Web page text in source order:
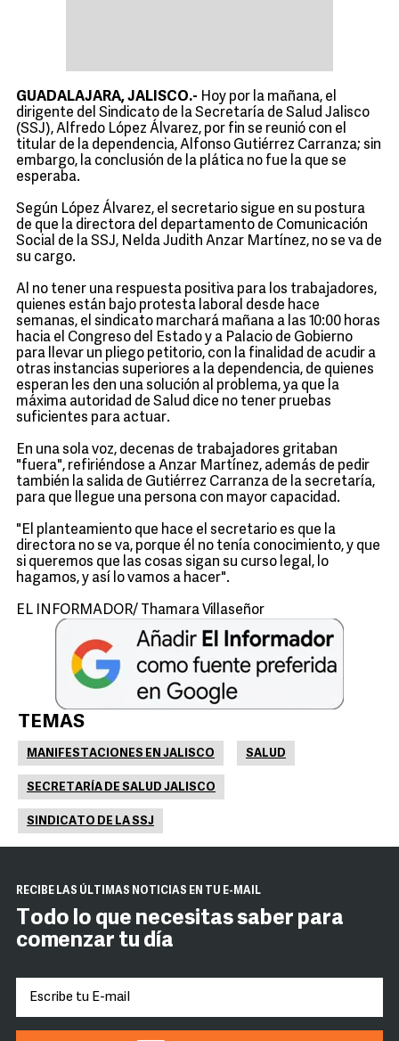
GUADALAJARA, JALISCO.- Hoy por la mañana, el
dirigente del Sindicato de la Secretaría de Salud Jalisco
(SSJ), Alfredo López Álvarez, por fin se reunió con el
titular de la dependencia, Alfonso Gutiérrez Carranza; sin
embargo, la conclusión de la plática no fue la que se
esperaba.
Según López Álvarez, el secretario sigue en su postura
de que la directora del departamento de Comunicación
Social de la SSJ, Nelda Judith Anzar Martínez, no se va de
su cargo.
Al no tener una respuesta positiva para los trabajadores,
quienes están bajo protesta laboral desde hace
semanas, el sindicato marchará mañana a las 10:00 horas
hacia el Congreso del Estado y a Palacio de Gobierno
para llevar un pliego petitorio, con la finalidad de acudir a
otras instancias superiores a la dependencia, de quienes
esperan les den una solución al problema, ya que la
máxima autoridad de Salud dice no tener pruebas
suficientes para actuar.
En una sola voz, decenas de trabajadores gritaban
"fuera", refiriéndose a Anzar Martínez, además de pedir
también la salida de Gutiérrez Carranza de la secretaría,
para que llegue una persona con mayor capacidad.
"El planteamiento que hace el secretario es que la
directora no se va, porque él no tenía conocimiento, y que
si queremos que las cosas sigan su curso legal, lo
hagamos, y así lo vamos a hacer".
EL INFORMADOR/ Thamara Villaseñor
TEMAS
MANIFESTACIONES EN JALISCO SALUD
SECRETARÍA DE SALUD JALISCO
SINDICATO DE LA SSJ
RECIBE LAS ÚLTIMAS NOTICIAS EN TU E-MAIL
Todo lo que necesitas saber para
comenzar tu día